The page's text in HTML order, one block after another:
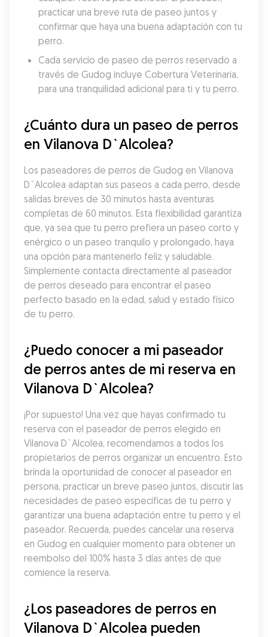
practicar una breve ruta de paseo juntos y
confirmar que haya una buena adaptación con tu
perro.
Cada servicio de paseo de perros reservado a
través de Gudog incluye Cobertura Veterinaria,
para una tranquilidad adicional para ti y tu perro.
¿Cuánto dura un paseo de perros
en Vilanova D`Alcolea?
Los paseadores de perros de Gudog en Vilanova
D`Alcolea adaptan sus paseos a cada perro, desde
salidas breves de 30 minutos hasta aventuras
completas de 60 minutos. Esta flexibilidad garantiza
que, ya sea que tu perro prefiera un paseo corto y
enérgico o un paseo tranquilo y prolongado, haya
una opción para mantenerlo feliz y saludable.
Simplemente contacta directamente al paseador
de perros deseado para encontrar el paseo
perfecto basado en la edad, salud y estado físico
de tu perro.
¿Puedo conocer a mi paseador
de perros antes de mi reserva en
Vilanova D`Alcolea?
¡Por supuesto! Una vez que hayas confirmado tu
reserva con el paseador de perros elegido en
Vilanova D`Alcolea, recomendamos a todos los
propietarios de perros organizar un encuentro. Esto
brinda la oportunidad de conocer al paseador en
persona, practicar un breve paseo juntos, discutir las
necesidades de paseo específicas de tu perro y
garantizar una buena adaptación entre tu perro y el
paseador. Recuerda, puedes cancelar una reserva
en Gudog en cualquier momento para obtener un
reembolso del 100% hasta 3 días antes de que
comience la reserva.
¿Los paseadores de perros en
Vilanova D`Alcolea pueden